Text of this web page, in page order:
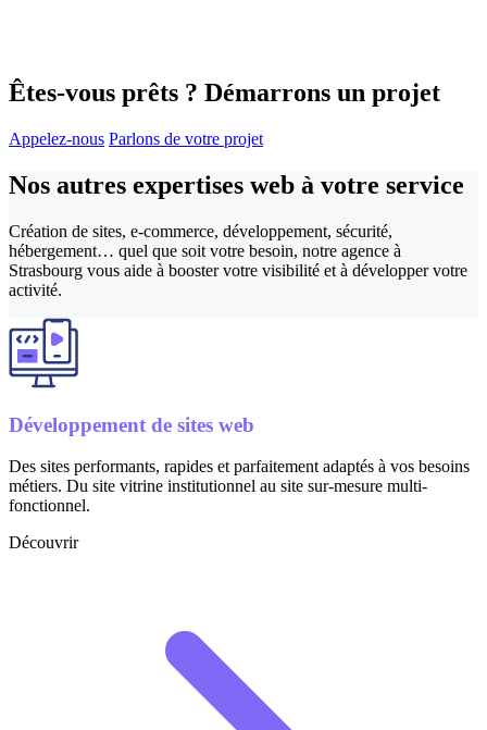
Êtes-vous prêts ? Démarrons un projet
Appelez-nous Parlons de votre projet
Nos autres expertises web à votre service
Création de sites, e-commerce, développement, sécurité,
hébergement… quel que soit votre besoin, notre agence à
Strasbourg vous aide à booster votre visibilité et à développer votre
activité.
Développement de sites web
Des sites performants, rapides et parfaitement adaptés à vos besoins
métiers. Du site vitrine institutionnel au site sur-mesure multi-
fonctionnel.
Découvrir